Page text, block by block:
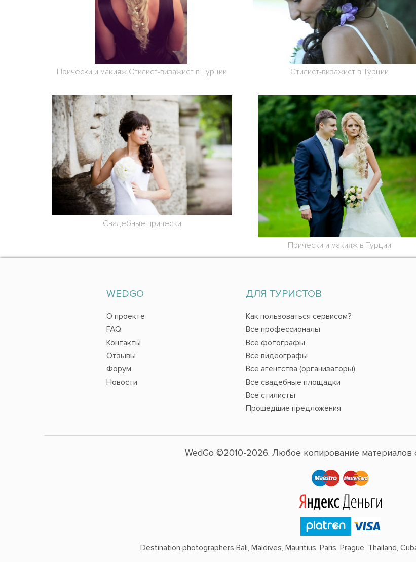
Прически и макияж.Стилист-визажист в Турции Стилист-визажист в Турции
Свадебные прически
Прически и макияж в Турции
WEDGO
О проекте
FAQ
Контакты
Отзывы
Форум
Новости
ДЛЯ ТУРИСТОВ
Как пользоваться сервисом?
Все профессионалы
Все фотографы
Все видеографы
Все агентства (организаторы)
Все свадебные площадки
Все стилисты
Прошедшие предложения
WedGo ©2010-2026. Любое копирование материалов
Destination photographers Bali, Maldives, Mauritius, Paris, Prague, Thailand,